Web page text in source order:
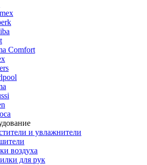
Comfort
и увлажнители
воздуха
для рук